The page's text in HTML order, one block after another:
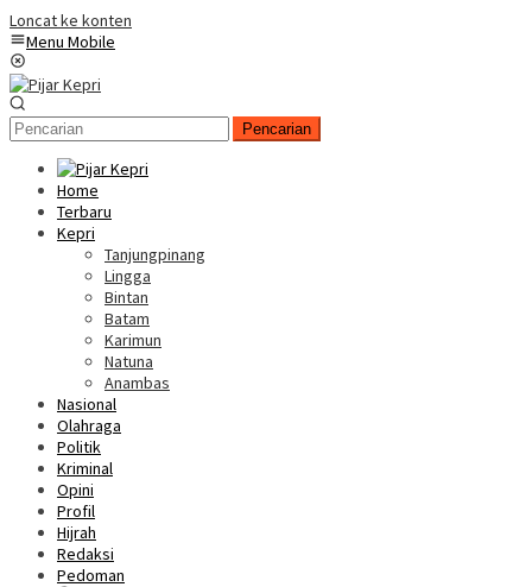
Loncat ke konten
Menu Mobile
Pencarian
Home
Terbaru
Kepri
Tanjungpinang
Lingga
Bintan
Batam
Karimun
Natuna
Anambas
Nasional
Olahraga
Politik
Kriminal
Opini
Profil
Hijrah
Redaksi
Pedoman